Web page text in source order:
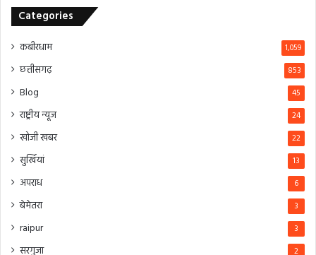
Categories
कबीरधाम 1,059
छत्तीसगढ़ 853
Blog 45
राष्ट्रीय न्यूज 24
खोजी खबर 22
सुर्खियां 13
अपराध 6
बेमेतरा 3
raipur 3
सरगुजा 2